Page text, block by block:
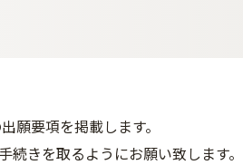
願要項を掲載します。
続きを取るようにお願い致します。